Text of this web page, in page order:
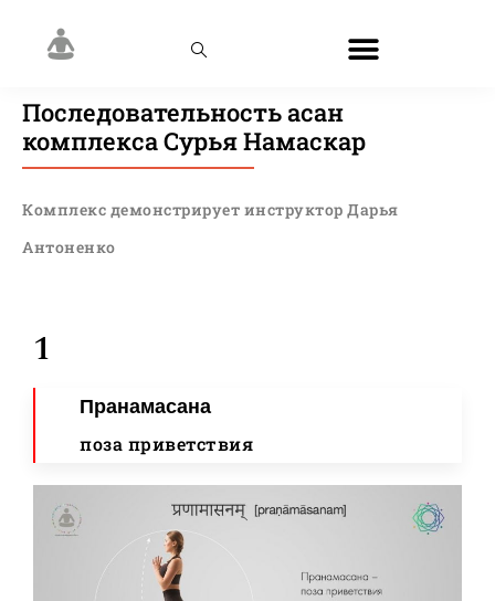
Последовательность асан
комплекса Cурья Намаскар
Комплекс демонстрирует инструктор Дарья
Антоненко
1
Пранамасана
поза приветствия